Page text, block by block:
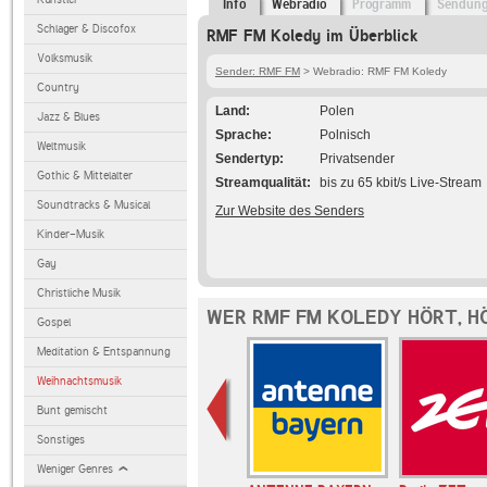
Schlager & Discofox
Volksmusik
Country
Jazz & Blues
Weltmusik
Gothic & Mittelalter
Soundtracks & Musical
Kinder-Musik
Gay
Christliche Musik
Gospel
Meditation & Entspannung
Weihnachtsmusik
Bunt gemischt
Sonstiges
Weniger Genres
Info Webradio Programm
RMF FM Koledy im Überblick
Sender: RMF FM > Webradio: RMF FM Koledy
Land
Polen
Sprache
Polnisch
Sendertyp
Privatsender
Streamqualität
bis zu 65 kbit/s Live-Stream
Zur Website des Senders
WER RMF FM KOLEDY HÖRT,